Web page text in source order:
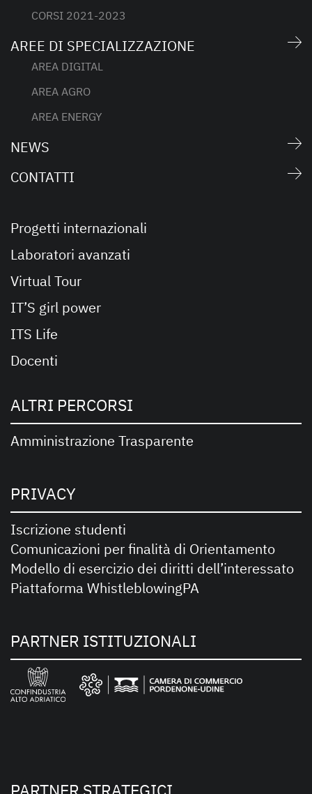
CORSI 2021-2023
AREE DI SPECIALIZZAZIONE
AREA DIGITAL
AREA AGRO
AREA ENERGY
NEWS
CONTATTI
Progetti internazionali
Laboratori avanzati
Virtual Tour
IT’S girl power
ITS Life
Docenti
ALTRI PERCORSI
Amministrazione Trasparente
PRIVACY
Iscrizione studenti
Comunicazioni per finalità di Orientamento
Modello di esercizio dei diritti dell’interessato
Piattaforma WhistleblowingPA
PARTNER ISTITUZIONALI